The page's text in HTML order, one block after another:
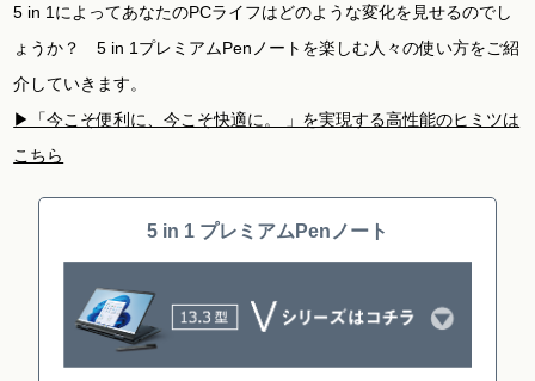
5 in 1によってあなたのPCライフはどのような変化を見せるのでし
ょうか？ 5 in 1プレミアムPenノートを楽しむ人々の使い方をご紹
介していきます。
▶︎「今こそ便利に、今こそ快適に。 」を実現する高性能のヒミツは
こちら
5 in 1 プレミアムPenノート